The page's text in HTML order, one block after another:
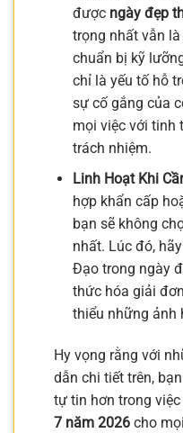
được ngày đẹp
trọng nhất vẫn
chuẩn bị kỹ
chỉ là yếu tố hỗ
sự cố gắng của
mọi việc với tinh
trách nhiệm.
Linh Hoạt Khi
hợp khẩn cấp
bạn sẽ không
nhất. Lúc đó,
Đạo trong ngày
thức hóa giải
thiểu những ảnh
Hy vọng rằng với
dẫn chi tiết trên,
tự tin hơn trong
7 năm 2026 cho